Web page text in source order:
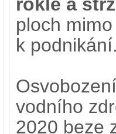
ploch
k podnikání.
vodního
2020 beze